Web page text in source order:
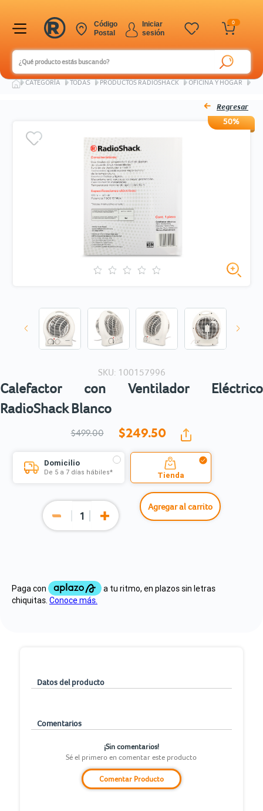
0
Iniciar
sesión
Código
Postal
CATEGORÍA TODAS PRODUCTOS RADIOSHACK OFICINA Y HOGAR
Regresar
50%
SKU: 100157996
Calefactor con Ventilador Eléctrico
RadioShack Blanco
$499.00 $249.50
Domicilio
De 5 a 7 días hábiles* Tienda
Agregar al carrito
Ingresar Codigo Postal
Datos del producto
Comentarios
¡Sin comentarios!
Sé el primero en comentar este producto
Comentar Producto